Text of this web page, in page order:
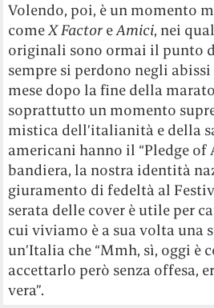
Volendo, poi, è un momento
comeX Factor eAmici, nei
originali sono ormai il punto
sempre si perdono negli
mese dopo la fine della
soprattutto un momento
mistica dell’italianità e della
americani hanno il “Pledge of
bandiera, la nostra identità
giuramento di fedeltà al
serata delle cover è utile per
cui viviamo è a sua volta una
un’Italia che “Mmh, sì, oggi è
accettarlo però senza offesa,
vera”.